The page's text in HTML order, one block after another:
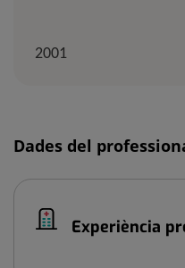
2001
Dades del
Experiència